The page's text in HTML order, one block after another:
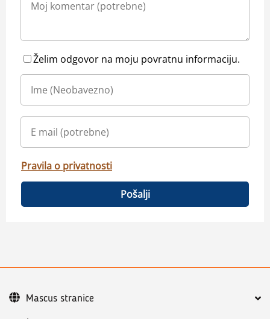
Želim odgovor na moju povratnu informaciju.
Pravila o privatnosti
Pošalji
Mascus stranice